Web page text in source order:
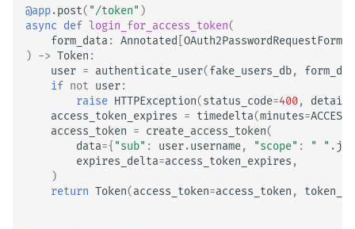
@app.post( "/token" )
async def login_for_access_token(
form_data : Annotated OAuth2PasswordRequestForm
) -> Token :
user = authenticate_user(fake_users_db,
if not user:
raise HTTPException(status_code=400, detail
access_token_expires = timedelta(minutes=
access_token = create_access_token(
data={ "sub" : user.username, "scope" : " " .
expires_delta=access_token_expires ,
)
return Token(access_token=access_token ,